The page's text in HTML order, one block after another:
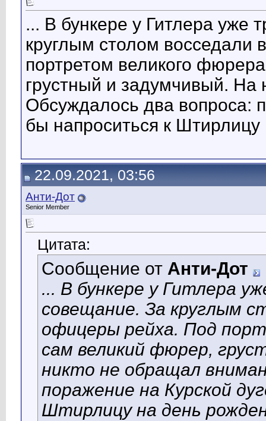
... В бункере у Гитлера уже
круглым столом
портретом великого
грустный и задумчивый. На
Обсуждалось два вопроса:
бы напроситься к
22.09.2021, 03:56
Анти-Дот
Senior Member
Цитата:
Сообщение от Анти-Дот
... В бункере у Гитлера
совещание. За круглым
офицеры рейха. Под
сам великий фюрер,
никто не обращал
поражение на Курской
Штирлицу на день